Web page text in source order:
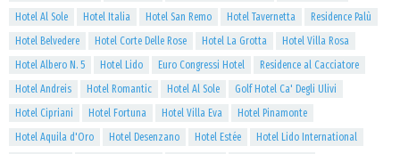
Hotel Al Sole
Hotel Italia Hotel San Remo Hotel Tavernetta
Residence Palù
Hotel Belvedere
Hotel Corte Delle Rose Hotel La Grotta
Hotel Villa Rosa
Hotel Albero N. 5
Hotel Lido Euro Congressi Hotel
Residence al Cacciatore
Hotel Andreis
Hotel Romantic Hotel Al Sole
Golf Hotel Ca' Degli Ulivi
Hotel Cipriani
Hotel Fortuna Hotel Villa Eva
Hotel Pinamonte
Hotel Aquila d'Oro
Hotel Desenzano Hotel Estée
Hotel Lido International